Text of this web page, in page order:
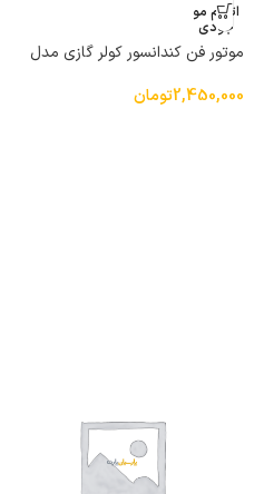
اتمام مو
جودی
موتور فن کندانسور کولر گازی مدل
گرد
2,450,000تومان